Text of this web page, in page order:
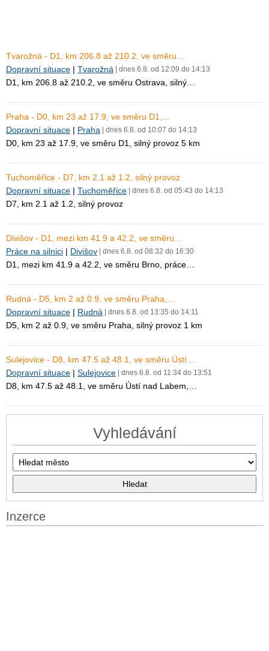
Tvarožná - D1, km 206.8 až 210.2, ve směru…
Dopravní situace | Tvarožná | dnes 6.8. od 12:09 do 14:13
D1, km 206.8 až 210.2, ve směru Ostrava, silný…
Praha - D0, km 23 až 17.9, ve směru D1,…
Dopravní situace | Praha | dnes 6.8. od 10:07 do 14:13
D0, km 23 až 17.9, ve směru D1, silný provoz 5 km
Tuchoměřice - D7, km 2.1 až 1.2, silný provoz
Dopravní situace | Tuchoměřice | dnes 6.8. od 05:43 do 14:13
D7, km 2.1 až 1.2, silný provoz
Divišov - D1, mezi km 41.9 a 42.2, ve směru…
Práce na silnici | Divišov | dnes 6.8. od 08:32 do 16:30
D1, mezi km 41.9 a 42.2, ve směru Brno, práce…
Rudná - D5, km 2 až 0.9, ve směru Praha,…
Dopravní situace | Rudná | dnes 6.8. od 13:35 do 14:11
D5, km 2 až 0.9, ve směru Praha, silný provoz 1 km
Sulejovice - D8, km 47.5 až 48.1, ve směru Ústí…
Dopravní situace | Sulejovice | dnes 6.8. od 11:34 do 13:51
D8, km 47.5 až 48.1, ve směru Ústí nad Labem,…
Vyhledávání
Inzerce